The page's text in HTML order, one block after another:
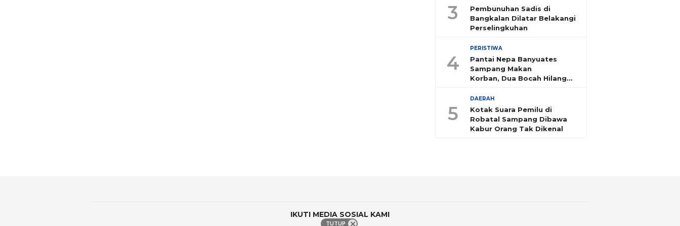
3
Pembunuhan Sadis di
Bangkalan Dilatar Belakangi
Perselingkuhan
4
PERISTIWA
Pantai Nepa Banyuates
Sampang Makan
Korban, Dua Bocah Hilang
5
DAERAH
Kotak Suara Pemilu di
Robatal Sampang Dibawa
Kabur Orang Tak Dikenal
IKUTI MEDIA SOSIAL KAMI
TUTUP